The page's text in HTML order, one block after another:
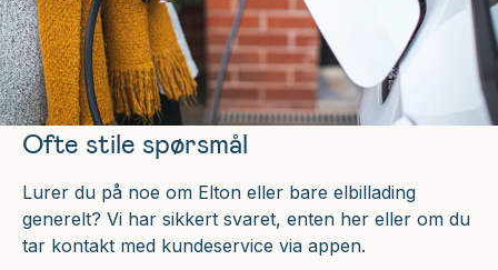
Ofte stile spørsmål
Lurer du på noe om Elton eller bare elbillading
generelt? Vi har sikkert svaret, enten her eller om du
tar kontakt med kundeservice via appen.